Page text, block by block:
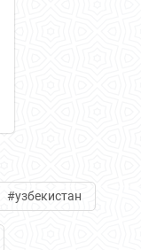
#узбекистан